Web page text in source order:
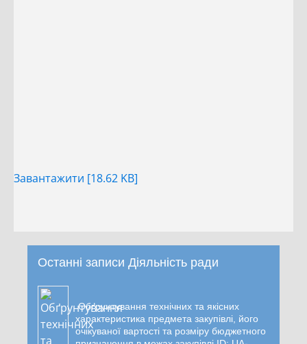
Завантажити [18.62 KB]
Останні записи Діяльність ради
Обґрунтування технічних та якісних
характеристика предмета закупівлі, його
очікуваної вартості та розміру бюджетного